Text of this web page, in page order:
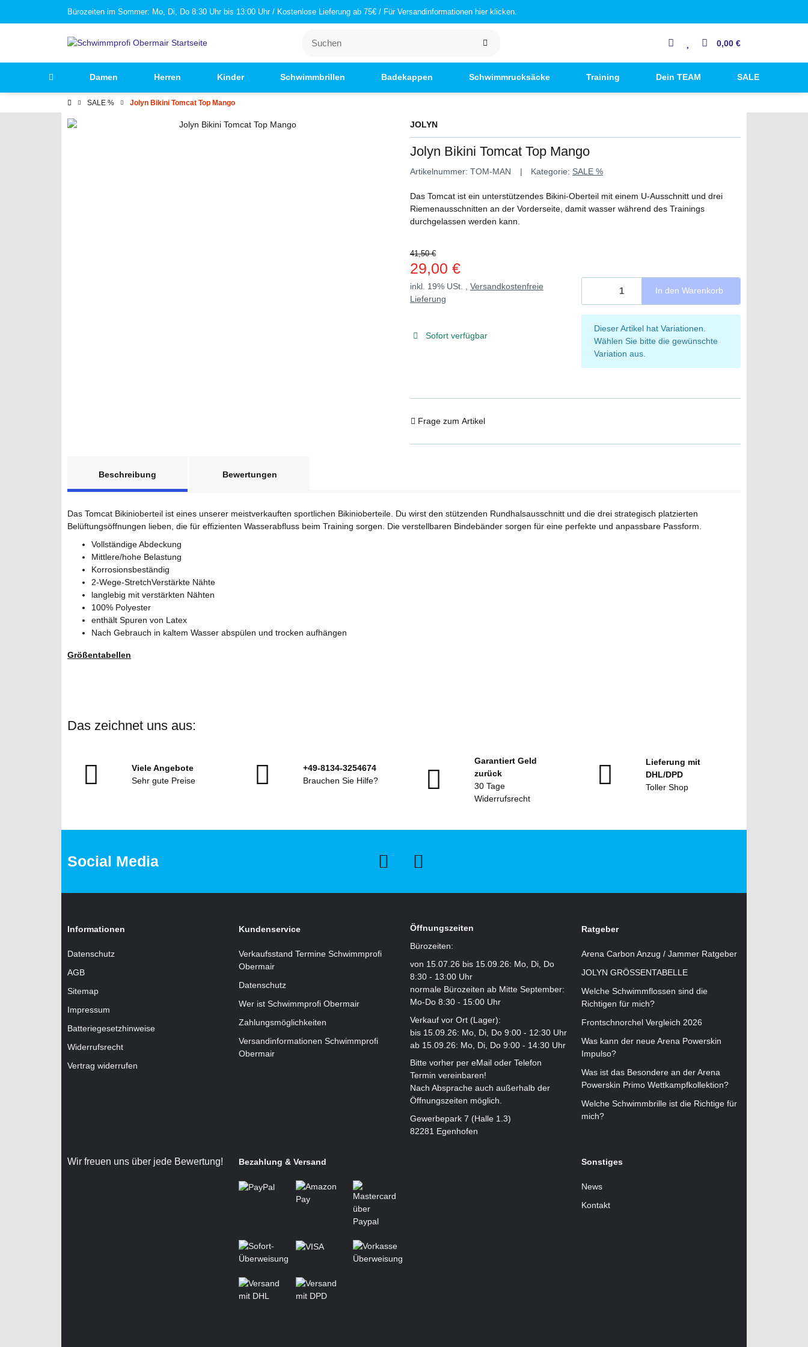
Bürozeiten im Sommer: Mo, Di, Do 8:30 Uhr bis 13:00 Uhr / Kostenlose Lieferung ab 75€ / Für Versandinformationen hier klicken.
0,00 €
Damen Herren Kinder Schwimmbrillen Badekappen Schwimmrucksäcke Training Dein TEAM SALE
SALE % Jolyn Bikini Tomcat Top Mango
JOLYN
Jolyn Bikini Tomcat Top Mango
Artikelnummer: TOM-MAN Kategorie: SALE %
Das Tomcat ist ein unterstützendes Bikini-Oberteil mit einem U-Ausschnitt und drei
Riemenausschnitten an der Vorderseite, damit wasser während des Trainings
durchgelassen werden kann.
41,50 €
29,00 €
inkl. 19% USt. , Versandkostenfreie
Lieferung
Sofort verfügbar
In den Warenkorb
x
Dieser Artikel hat Variationen.
Wählen Sie bitte die gewünschte
Variation aus.
Frage zum Artikel
Beschreibung
Bewertungen
Das Tomcat Bikinioberteil ist eines unserer meistverkauften sportlichen Bikinioberteile. Du wirst den stützenden Rundhalsausschnitt und die drei strategisch platzierten
Belüftungsöffnungen lieben, die für effizienten Wasserabfluss beim Training sorgen. Die verstellbaren Bindebänder sorgen für eine perfekte und anpassbare Passform.
Vollständige Abdeckung
Mittlere/hohe Belastung
Korrosionsbeständig
2-Wege-StretchVerstärkte Nähte
langlebig mit verstärkten Nähten
100% Polyester
enthält Spuren von Latex
Nach Gebrauch in kaltem Wasser abspülen und trocken aufhängen
Größentabellen
Das zeichnet uns aus:
Viele Angebote
Sehr gute Preise
+49-8134-3254674
Brauchen Sie Hilfe?
Garantiert Geld
zurück
30 Tage
Widerrufsrecht
Lieferung mit
DHL/DPD
Toller Shop
Social Media
Informationen
Datenschutz
AGB
Sitemap
Impressum
Batteriegesetzhinweise
Widerrufsrecht
Vertrag widerrufen
Kundenservice
Verkaufsstand Termine Schwimmprofi
Obermair
Datenschutz
Wer ist Schwimmprofi Obermair
Zahlungsmöglichkeiten
Versandinformationen Schwimmprofi
Obermair
Öffnungszeiten
Bürozeiten:
von 15.07.26 bis 15.09.26: Mo, Di, Do
8:30 - 13:00 Uhr
normale Bürozeiten ab Mitte September:
Mo-Do 8:30 - 15:00 Uhr
Verkauf vor Ort (Lager):
bis 15.09.26: Mo, Di, Do 9:00 - 12:30 Uhr
ab 15.09.26: Mo, Di, Do 9:00 - 14:30 Uhr
Bitte vorher per eMail oder Telefon
Termin vereinbaren!
Nach Absprache auch außerhalb der
Öffnungszeiten möglich.
Gewerbepark 7 (Halle 1.3)
82281 Egenhofen
Ratgeber
Arena Carbon Anzug / Jammer Ratgeber
JOLYN GRÖSSENTABELLE
Welche Schwimmflossen sind die
Richtigen für mich?
Frontschnorchel Vergleich 2026
Was kann der neue Arena Powerskin
Impulso?
Was ist das Besondere an der Arena
Powerskin Primo Wettkampfkollektion?
Welche Schwimmbrille ist die Richtige für
mich?
Wir freuen uns über jede Bewertung! Bezahlung & Versand Sonstiges
News
Kontakt